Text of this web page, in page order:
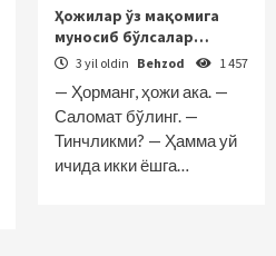
Ҳожилар ўз мақомига
муносиб бўлсалар…
3 yil oldin Behzod 1 457
— Ҳорманг, ҳожи ака. —
Саломат бўлинг. —
Тинчликми? — Ҳамма уй
ичида икки ёшга…